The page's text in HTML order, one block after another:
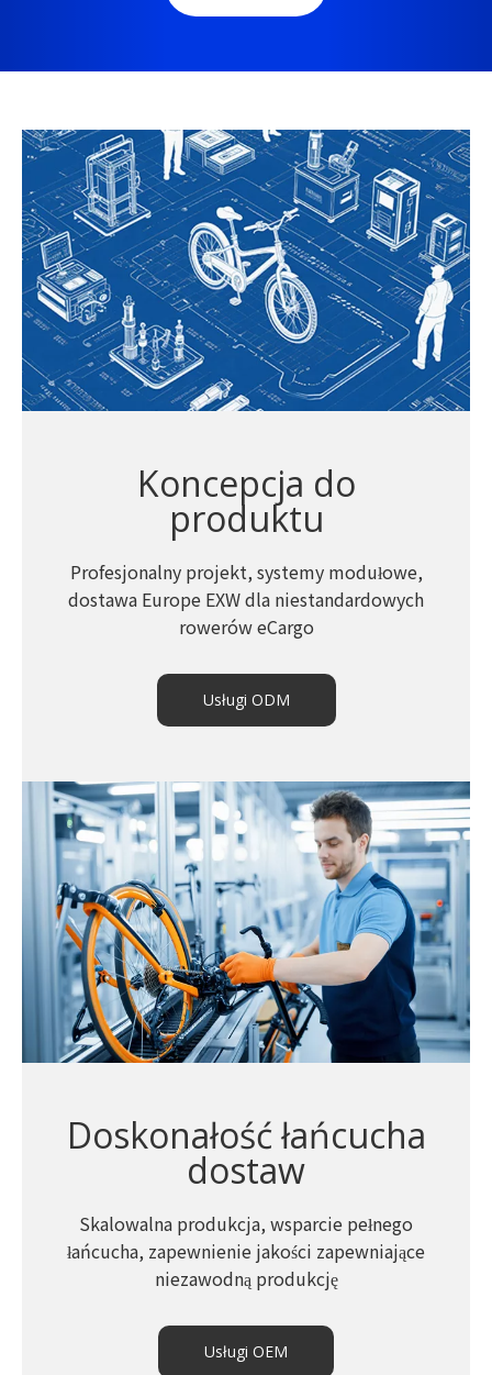
Koncepcja do
produktu
Profesjonalny projekt, systemy modułowe,
dostawa Europe EXW dla niestandardowych
rowerów eCargo
Usługi ODM
Doskonałość łańcucha
dostaw
Skalowalna produkcja, wsparcie pełnego
łańcucha, zapewnienie jakości zapewniające
niezawodną produkcję
Usługi OEM